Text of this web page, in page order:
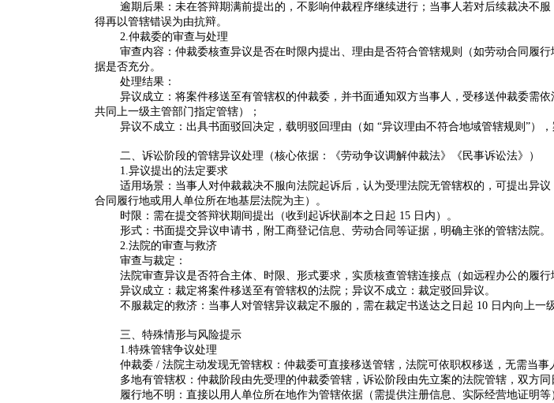
逾期后果 ：未在答辩期满前提出的，不影响仲裁程序继续进行；当事人若对后续裁决不
得再以管辖错误为由抗辩。
2.仲裁委的审查与处理
审查内容 ：仲裁委核查异议是否在时限内提出、理由是否符合管辖规则（如劳动合同履行
据是否充分。
处理结果 ：
异议成立：将案件移送至有管辖权的仲裁委 ，并书面通知双方当事人，受移送仲裁委需
共同上一级主管部门指定管辖）；
异议不成立：出具书面驳回决定 ，载明驳回理由（如 “异议理由不符合地域管辖规则 ”）
二、诉讼阶段的管辖异议处理（核心依据：《劳动争议调解仲裁法》《民事诉讼法》）
1.异议提出的法定要求
适用场景 ：当事人对仲裁裁决不服向法院起诉后，认为受理法院无管辖权的，可提出异
合同履行地或用人单位所在地基层法院为主）。
时限 ：需在提交答辩状期间提出（收到起诉状副本之日起 15 日内）。
形式 ：书面提交异议申请书，附工商登记信息、劳动合同等证据，明确主张的管辖法院。
2.法院的审查与救济
审查与裁定 ：
法院审查异议是否符合主体、时限、形式要求，实质核查管辖连接点（如远程办公的履行
异议成立：裁定将案件移送至有管辖权的法院；异议不成立：裁定驳回异议。
不服裁定的救济 ：当事人对管辖异议裁定不服的，需在裁定书送达之日起 10 日内向上一
三、特殊情形与风险提示
1.特殊管辖争议处理
仲裁委 / 法院主动发现无管辖权：仲裁委可直接移送管辖，法院可依职权移送，无需当事
多地有管辖权：仲裁阶段由先受理的仲裁委管辖，诉讼阶段由先立案的法院管辖，双方同
履行地不明：直接以用人单位所在地作为管辖依据（需提供注册信息、实际经营地证明等